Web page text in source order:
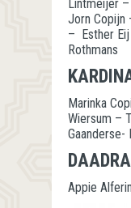
Lintmeijer
Jorn Copijn
– Esther Eij
Rothmans
Marinka
Wiersum –
Appie